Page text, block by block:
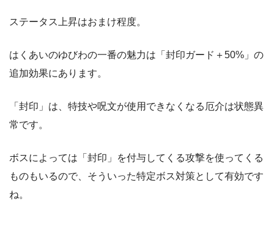
ステータス上昇はおまけ程度。
はくあいのゆびわの一番の魅力は「封印ガード＋50%」の
追加効果にあります。
「封印」は、特技や呪文が使用できなくなる厄介は状態異
常です。
ボスによっては「封印」を付与してくる攻撃を使ってくる
ものもいるので、そういった特定ボス対策として有効です
ね。